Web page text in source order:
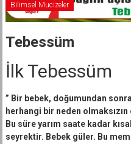
Bilimsel Mucizeler
Tebessüm
İlk Tebessüm
” Bir bebek, doğumundan
herhangi bir neden olmaksızın
Bu süre yarım saate kadar
seyrektir. Bebek güler. Bu